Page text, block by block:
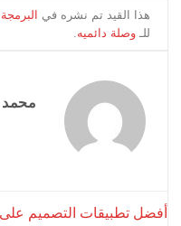
هذا القيد تم نشره في
للـوصلة دائميه
أفضل تطبيقات التصميم على